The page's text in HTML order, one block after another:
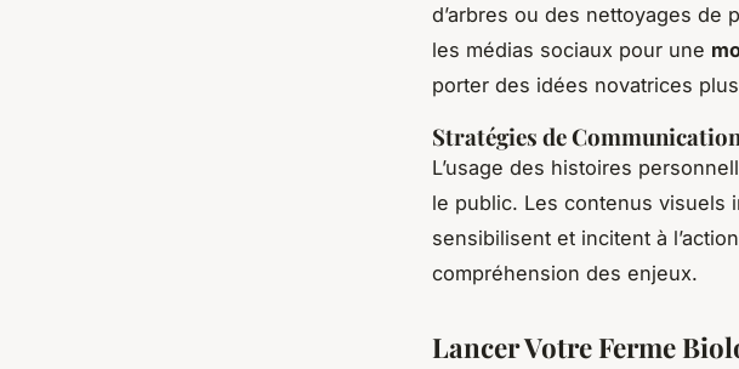
d’arbres ou des nettoyages de
les médias sociaux pour une
porter des idées novatrices
Stratégies de
L’usage des histoires
le public. Les contenus visuels
sensibilisent et incitent à
compréhension des enjeux.
Lancer Votre Ferme